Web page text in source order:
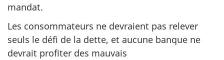
mandat.
Les consommateurs ne devraient pas relever
seuls le défi de la dette, et aucune banque ne
devrait profiter des mauvais